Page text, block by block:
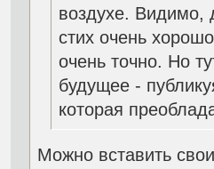
воздухе. Видимо,
стих очень
очень точно. Но
будущее -
которая
Можно вставить